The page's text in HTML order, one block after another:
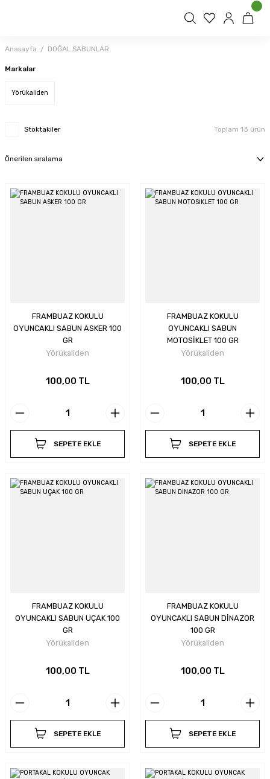
Anasayfa DOĞAL SABUNLAR
Markalar
Yörükaliden
Stoktakiler Toplam 13 ürün
FRAMBUAZ KOKULU
OYUNCAKLI SABUN ASKER 100
GR
Yörükaliden
100,00 TL
SEPETE EKLE
FRAMBUAZ KOKULU
OYUNCAKLI SABUN
MOTOSİKLET 100 GR
Yörükaliden
100,00 TL
SEPETE EKLE
FRAMBUAZ KOKULU
OYUNCAKLI SABUN UÇAK 100
GR
Yörükaliden
100,00 TL
SEPETE EKLE
FRAMBUAZ KOKULU
OYUNCAKLI SABUN DİNAZOR
100 GR
Yörükaliden
100,00 TL
SEPETE EKLE